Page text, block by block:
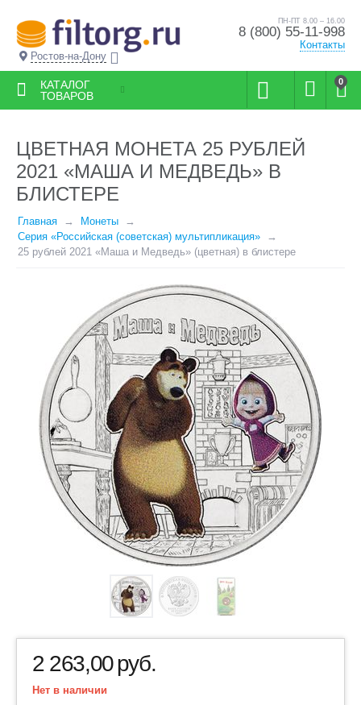
Ростов-на-Дону
ПН-ПТ 8.00 – 16.00
8 (800) 55-11-998
Контакты
0
КАТАЛОГ
ТОВАРОВ
ЦВЕТНАЯ МОНЕТА 25 РУБЛЕЙ
2021 «МАША И МЕДВЕДЬ» В
БЛИСТЕРЕ
Главная
Монеты
Серия «Российская (советская) мультипликация»
25 рублей 2021 «Маша и Медведь» (цветная) в блистере
2 263,00руб.
Нет в наличии